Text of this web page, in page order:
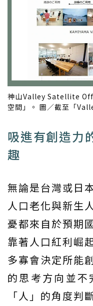
神山Valley Satellite
空間」。 圖／截至「
吸進有創造力
趣
無論是台灣或日
人口老化與新生
憂都來自於預期
靠著人口紅利崛
多寡會決定所能
的思考方向並
「人」的角度判